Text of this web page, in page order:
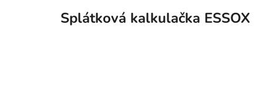
Splátková kalkulačka ESSOX